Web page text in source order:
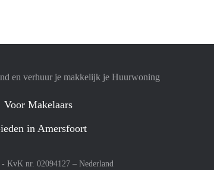
en verhuur je makkelijk je Huurwoning
Voor Makelaars
in Amersfoort
KvK nr. 02094127 – Nederland